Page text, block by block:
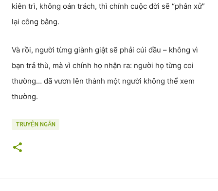
kiên trì, không oán trách, thì chính cuộc đời sẽ “phân xử”
lại công bằng.
Và rồi, người từng giành giật sẽ phải cúi đầu – không vì
bạn trả thù, mà vì chính họ nhận ra: người họ từng coi
thường… đã vươn lên thành một người không thể xem
thường.
TRUYỆN NGẮN